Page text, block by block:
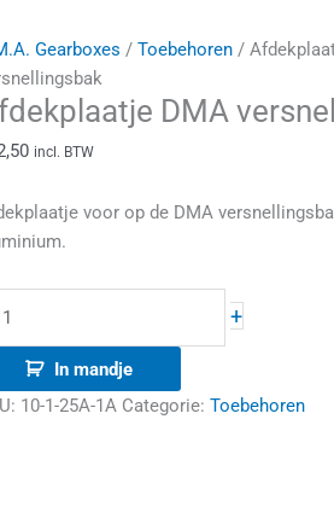
Gearboxes / Toebehoren/
DMA
incl. BTW
voor op de DMA
+
In mandje
10-1-25A-1A Categorie: Toebehoren